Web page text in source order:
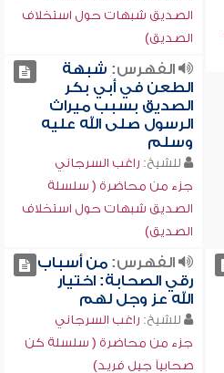
الصديق شبهات حول استخلاف
الصديق)
الفهرس: شبهة
الطعن في أبي بكر
الصديق بسبب ميراث
الرسول صلى الله عليه
وسلم
للشيخ: راغب السرجاني
جزء من محاضرة ( سلسلة
الصديق شبهات حول استخلاف
الصديق)
الفهرس:من أسباب
رقي الصحابة: اختيار
الله عز وجل لهم
للشيخ: راغب السرجاني
جزء من محاضرة ( سلسلة كن
صحابياً جيل فريد)